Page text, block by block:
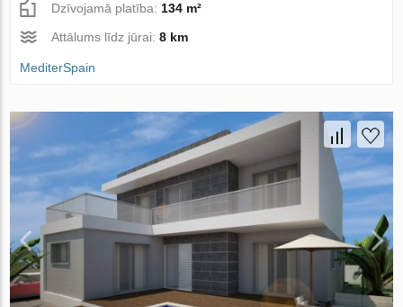
Dzīvojamā platība:134 m²
Attālums līdz jūrai:8 km
MediterSpain